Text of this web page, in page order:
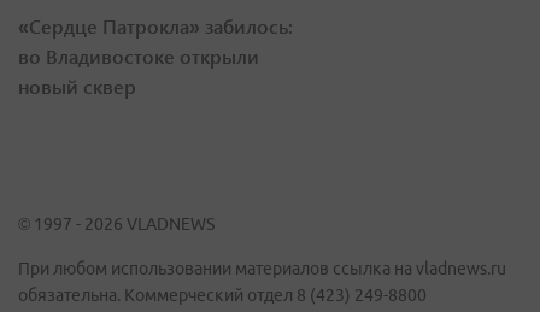
«Сердце Патрокла» забилось:
во Владивостоке открыли
новый сквер
© 1997 - 2026 VLADNEWS
При любом использовании материалов ссылка на vladnews.ru
обязательна. Коммерческий отдел 8 (423) 249-8800